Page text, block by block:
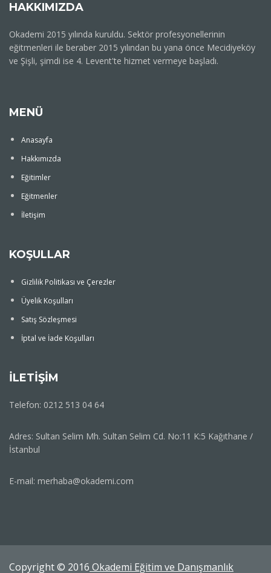
HAKKIMIZDA
Okademi 2015 yılında kuruldu. Sektör profesyonellerinin
eğitmenleri ile beraber 2015 yılından bu yana önce Mecidiyeköy
ve Şişli, şimdi ise 4. Levent'te hizmet vermeye başladı.
MENÜ
Anasayfa
Hakkımızda
Eğitimler
Eğitmenler
İletişim
KOŞULLAR
Gizlilik Politikası ve Çerezler
Üyelik Koşulları
Satış Sözleşmesi
İptal ve İade Koşulları
İLETİŞİM
Telefon: 0212 513 04 64
Adres: Sultan Selim Mh. Sultan Selim Cd. No:11 K:5 Kağıthane /
İstanbul
E-mail: merhaba@okademi.com
Copyright © 2016 Okademi Eğitim ve Danışmanlık